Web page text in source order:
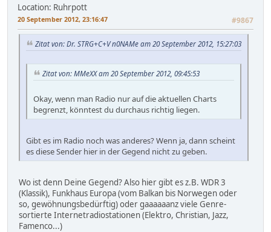
Location: Ruhrpott
20 September 2012, 23:16:47 #9867
Zitat von: Dr. STRG+C+V n0NAMe am 20 September 2012, 15:27:03
Zitat von: MMeXX am 20 September 2012, 09:45:53
Okay, wenn man Radio nur auf die aktuellen Charts
begrenzt, könntest du durchaus richtig liegen.
Gibt es im Radio noch was anderes? Wenn ja, dann scheint
es diese Sender hier in der Gegend nicht zu geben.
Wo ist denn Deine Gegend? Also hier gibt es z.B. WDR 3
(Klassik), Funkhaus Europa (vom Balkan bis Norwegen oder
so, gewöhnungsbedürftig) oder gaaaaaanz viele Genre-
sortierte Internetradiostationen (Elektro, Christian, Jazz,
Famenco...)